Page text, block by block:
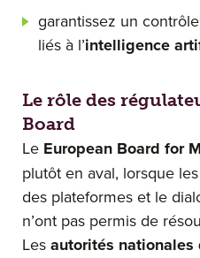
garantissez un
liés à l’intelligence
Le rôle des
Board
Le European Board for
plutôt en aval, lorsque
des plateformes et le
n’ont pas permis de
Les autorités